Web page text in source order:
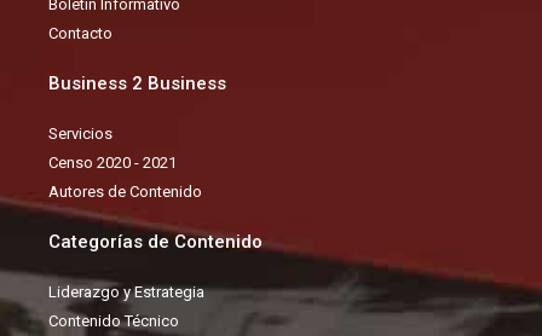
Boletín Informativo
Contacto
Business 2 Business
Servicios
Censo 2020 - 2021
Autores de Contenido
Categorías de Contenido
Liderazgo y Estrategia
Contenido Técnico